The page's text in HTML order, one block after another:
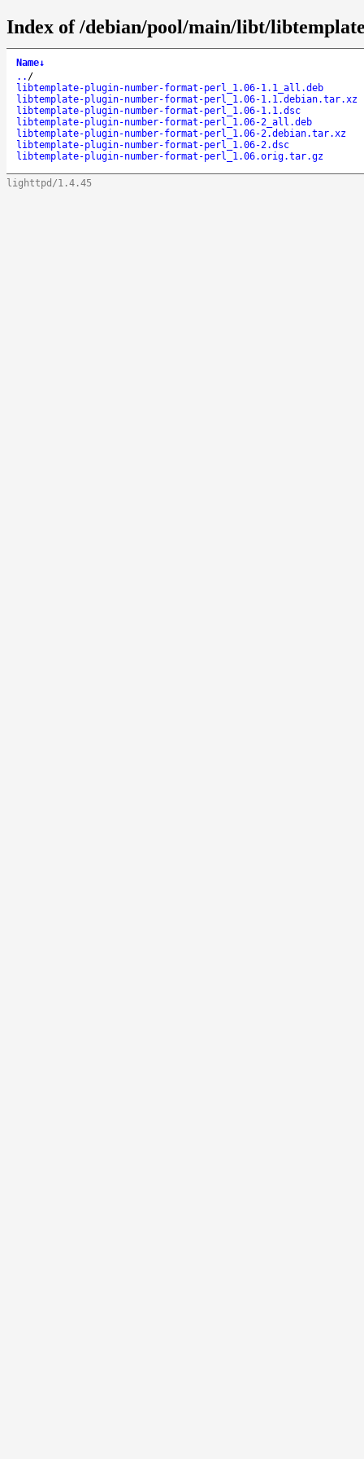
Index of /debian/pool/main/libt/
Name↓
.. /
libtemplate-plugin-number-format-perl_1.06-1.1_all.deb
libtemplate-plugin-number-format-perl_1.06-1.1.debian.tar.xz
libtemplate-plugin-number-format-perl_1.06-1.1.dsc
libtemplate-plugin-number-format-perl_1.06-2_all.deb
libtemplate-plugin-number-format-perl_1.06-2.debian.tar.xz
libtemplate-plugin-number-format-perl_1.06-2.dsc
libtemplate-plugin-number-format-perl_1.06.orig.tar.gz
lighttpd/1.4.45